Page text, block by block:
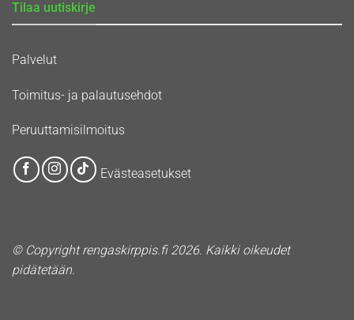
Tilaa uutiskirje
Palvelut
Toimitus- ja palautusehdot
Peruuttamisilmoitus
Evästeasetukset
© Copyright rengaskirppis.fi 2026. Kaikki oikeudet
pidätetään.